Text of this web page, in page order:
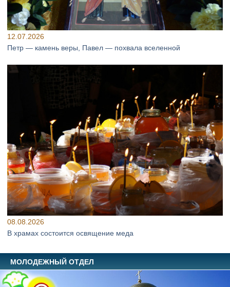
12.07.2026
Петр — камень веры, Павел — похвала вселенной
08.08.2026
В храмах состоится освящение меда
МОЛОДЕЖНЫЙ ОТДЕЛ